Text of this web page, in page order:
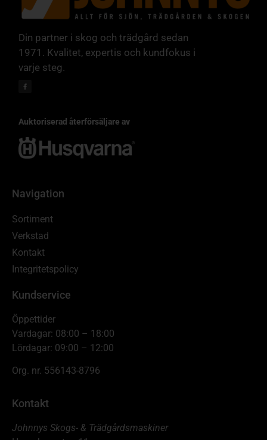
Din partner i skog och trädgård sedan
1971. Kvalitet, expertis och kundfokus i
varje steg.
Auktoriserad återförsäljare av
Navigation
Sortiment
Verkstad
Kontakt
Integritetspolicy
Kundservice
Öppettider
Vardagar: 08:00 – 18:00
Lördagar: 09:00 – 12:00
Org. nr. 556143-8796
Kontakt
Johnnys Skogs- & Trädgårdsmaskiner